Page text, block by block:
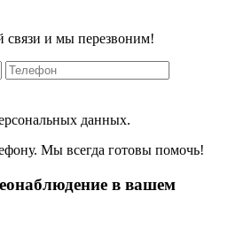
связи и мы перезвоним!
данных.
Мы всегда готовы помочь!
в вашем